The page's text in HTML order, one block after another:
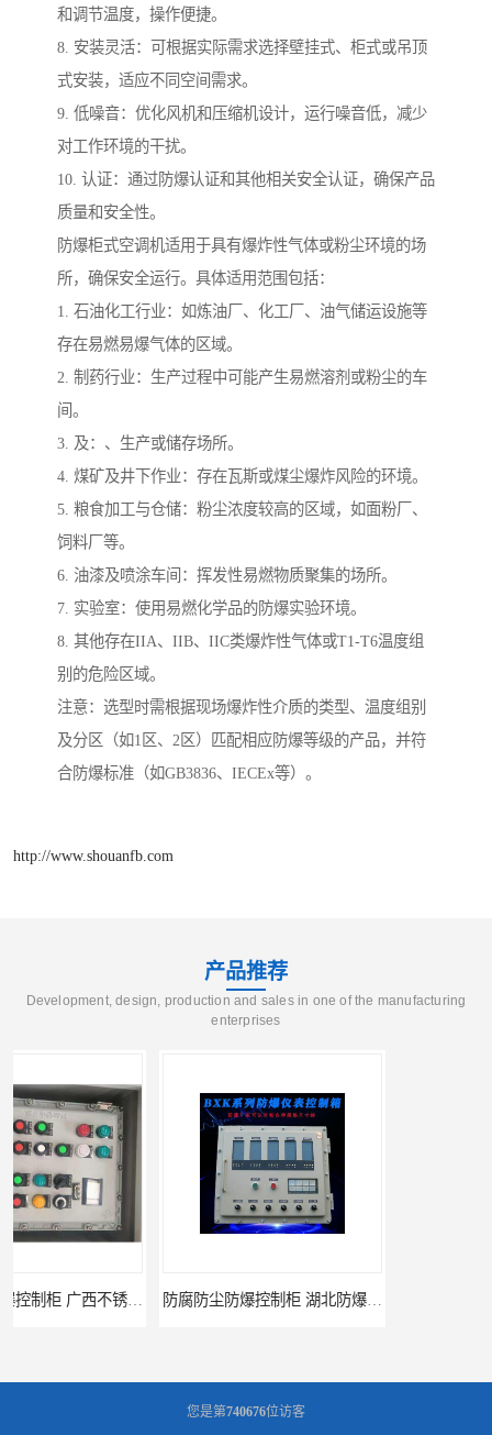
和调节温度，操作便捷。
8. 安装灵活：可根据实际需求选择壁挂式、柜式或吊顶
式安装，适应不同空间需求。
9. 低噪音：优化风机和压缩机设计，运行噪音低，减少
对工作环境的干扰。
10. 认证：通过防爆认证和其他相关安全认证，确保产品
质量和安全性。
防爆柜式空调机适用于具有爆炸性气体或粉尘环境的场
所，确保安全运行。具体适用范围包括：
1. 石油化工行业：如炼油厂、化工厂、油气储运设施等
存在易燃易爆气体的区域。
2. 制药行业：生产过程中可能产生易燃溶剂或粉尘的车
间。
3. 及：、生产或储存场所。
4. 煤矿及井下作业：存在瓦斯或煤尘爆炸风险的环境。
5. 粮食加工与仓储：粉尘浓度较高的区域，如面粉厂、
饲料厂等。
6. 油漆及喷涂车间：挥发性易燃物质聚集的场所。
7. 实验室：使用易燃化学品的防爆实验环境。
8. 其他存在IIA、IIB、IIC类爆炸性气体或T1-T6温度组
别的危险区域。
注意：选型时需根据现场爆炸性介质的类型、温度组别
及分区（如1区、2区）匹配相应防爆等级的产品，并符
合防爆标准（如GB3836、IECEx等）。
http://www.shouanfb.com
产品推荐
Development, design, production and sales in one of the manufacturing
enterprises
防腐防尘防爆控制柜 湖北防爆控制箱
您是第740676位访客